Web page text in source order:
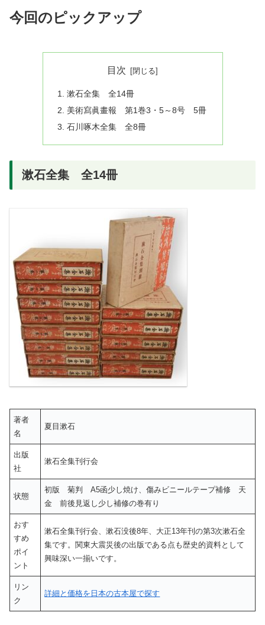
今回のピックアップ
目次
漱石全集 全14冊
美術寫眞畫報 第1巻3・5～8号 5冊
石川啄木全集 全8冊
漱石全集 全14冊
著者
名
夏目漱石
出版
社
漱石全集刊行会
状態
初版 菊判 A5函少し焼け、傷みビニールテープ補修 天
金 前後見返し少し補修の巻有り
おす
すめ
ポイ
ント
漱石全集刊行会、漱石没後8年、大正13年刊の第3次漱石全
集です。関東大震災後の出版である点も歴史的資料として
興味深い一揃いです。
リン
ク
詳細と価格を日本の古本屋で探す